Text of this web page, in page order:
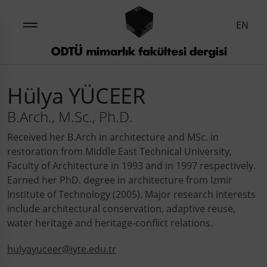
EN
Hülya YÜCEER
B.Arch., M.Sc., Ph.D.
Received her B.Arch in architecture and MSc. in
restoration from Middle East Technical University,
Faculty of Architecture in 1993 and in 1997 respectively.
Earned her PhD. degree in architecture from Izmir
Institute of Technology (2005). Major research interests
include architectural conservation, adaptive reuse,
water heritage and heritage-conflict relations.
hulyayuceer@iyte.edu.tr